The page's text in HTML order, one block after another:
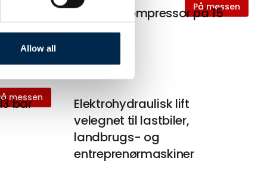
Allow all
På messen
Stempelkompressor på 15
bar
messen
bar
Elektrohydraulisk lift
velegnet til lastbiler,
landbrugs- og
entreprenørmaskiner